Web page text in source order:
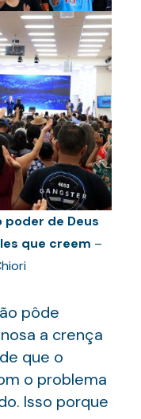
poder de Deus
que creem –
pôde
a crença
que o
o problema
Isso porque